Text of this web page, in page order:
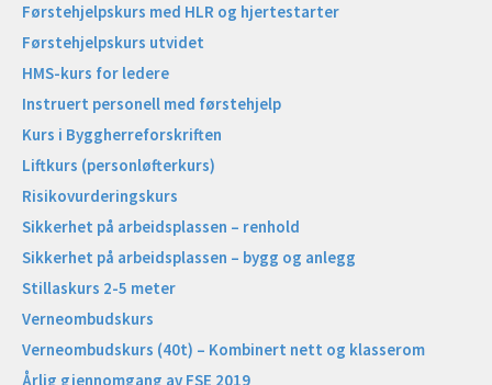
Førstehjelpskurs med HLR og hjertestarter
Førstehjelpskurs utvidet
HMS-kurs for ledere
Instruert personell med førstehjelp
Kurs i Byggherreforskriften
Liftkurs (personløfterkurs)
Risikovurderingskurs
Sikkerhet på arbeidsplassen – renhold
Sikkerhet på arbeidsplassen – bygg og anlegg
Stillaskurs 2-5 meter
Verneombudskurs
Verneombudskurs (40t) – Kombinert nett og klasserom
Årlig gjennomgang av FSE 2019